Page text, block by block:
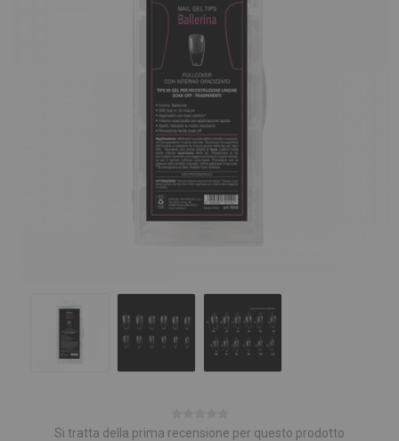
Si tratta della prima recensione per questo prodotto